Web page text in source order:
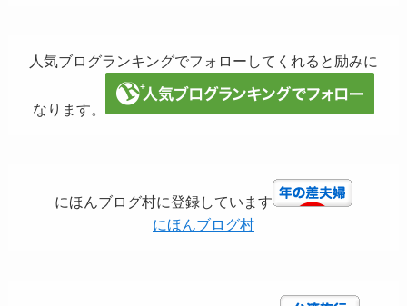
人気ブログランキングでフォローしてくれると励みに
なります。
にほんブログ村に登録しています
にほんブログ村